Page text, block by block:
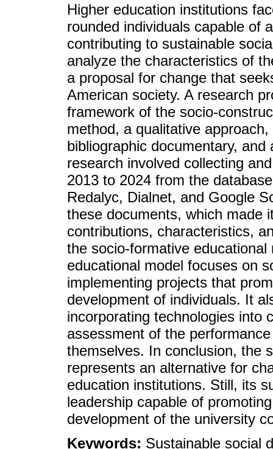
Higher education institutions
rounded individuals capable of
contributing to sustainable
analyze the characteristics of
a proposal for change that
American society. A research
framework of the socio-
method, a qualitative
bibliographic documentary,
research involved collecting
2013 to 2024 from the
Redalyc, Dialnet, and Google
these documents, which made
contributions, characteristics,
the socio-formative
educational model focuses on
implementing projects that
development of individuals. It
incorporating technologies into
assessment of the
themselves. In conclusion, the
represents an alternative for
education institutions. Still, its
leadership capable of
development of the university
Keywords: Sustainable social